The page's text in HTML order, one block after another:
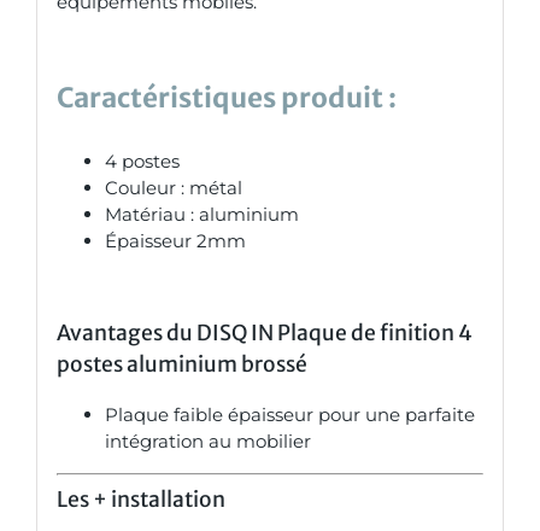
Caractéristiques produit :
4 postes
Couleur : métal
Matériau : aluminium
Épaisseur 2mm
Avantages du DISQ IN Plaque de finition 4
postes aluminium brossé
Plaque faible épaisseur pour une parfaite
intégration au mobilier
Les + installation